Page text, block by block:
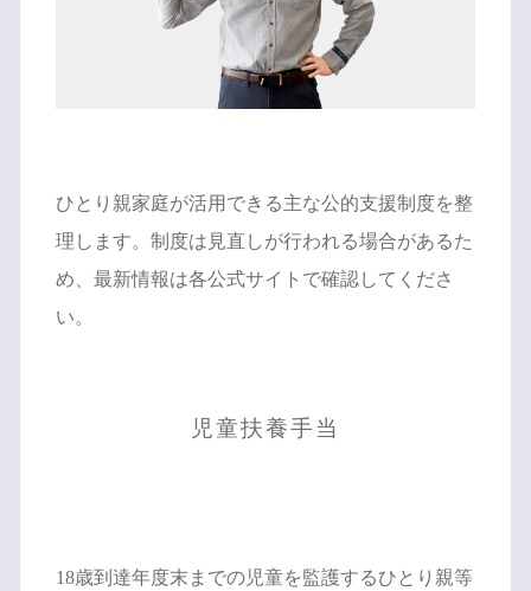
ひとり親家庭が活用できる主な公的支援制度を整
理します。制度は見直しが行われる場合があるた
め、最新情報は各公式サイトで確認してくださ
い。
児童扶養手当
18歳到達年度末までの児童を監護するひとり親等